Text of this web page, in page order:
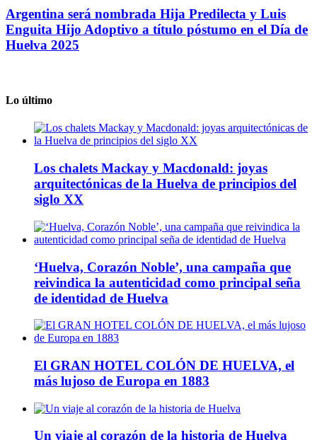
Argentina será nombrada Hija Predilecta y Luis
Enguita Hijo Adoptivo a título póstumo en el Día de
Huelva 2025
Lo último
Los chalets Mackay y Macdonald: joyas
arquitectónicas de la Huelva de principios del
siglo XX
‘Huelva, Corazón Noble’, una campaña que
reivindica la autenticidad como principal seña
de identidad de Huelva
El GRAN HOTEL COLÓN DE HUELVA, el
más lujoso de Europa en 1883
Un viaje al corazón de la historia de Huelva